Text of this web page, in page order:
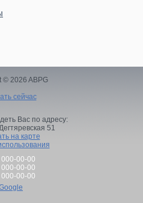
© 2026 ABPG
сейчас
Вас по адресу:
51
на карте
000-00-00
000-00-00
000-00-00